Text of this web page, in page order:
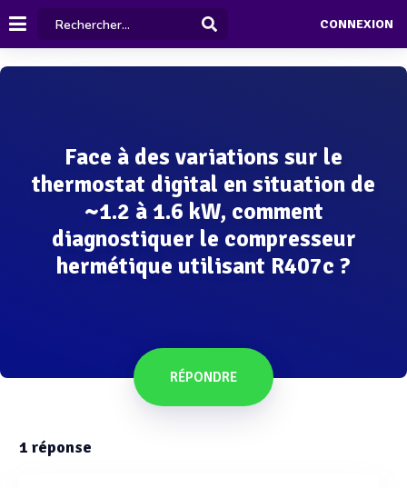
CONNEXION
Face à des variations sur le
thermostat digital en situation de
~1.2 à 1.6 kW, comment
diagnostiquer le compresseur
hermétique utilisant R407c ?
RÉPONDRE
1 réponse